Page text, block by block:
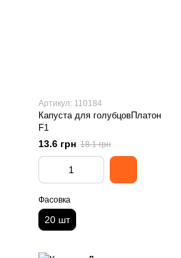
Артикул: 110184
Капуста для голубцовПлатон
F1
13.6 грн 18.1 грн
Фасовка
20 шт